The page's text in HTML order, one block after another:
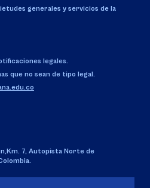
generales y servicios de la
legales.
que no sean de tipo legal.
Km. 7, Autopista Norte de